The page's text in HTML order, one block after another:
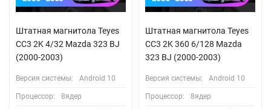
Штатная магнитола Teyes
CC3 2K 4/32 Mazda 323 BJ
(2000-2003)
Версия системы: Android 10
Процессор: 8ядер
Штатная магнитола Teyes
CC3 2K 360 6/128 Mazda
323 BJ (2000-2003)
Версия системы: Android 10
Процессор: 8ядер